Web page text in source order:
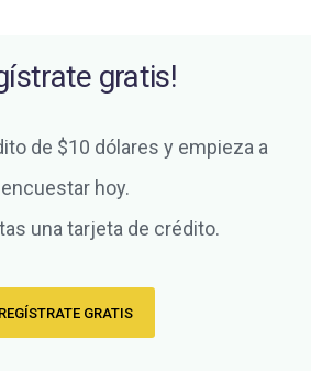
gratis!
de $10 dólares y empieza a
encuestar hoy.
una tarjeta de crédito.
REGÍSTRATE GRATIS